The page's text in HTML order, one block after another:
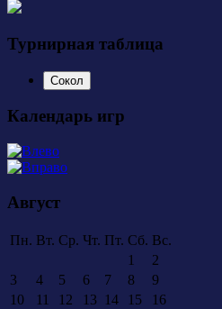
Турнирная таблица
Сокол
Календарь игр
Август
Пн. Вт. Ср. Чт. Пт. Сб. Вс.
1
2
3
4 5 6 7 8
9
10
11 12 13 14 15 16